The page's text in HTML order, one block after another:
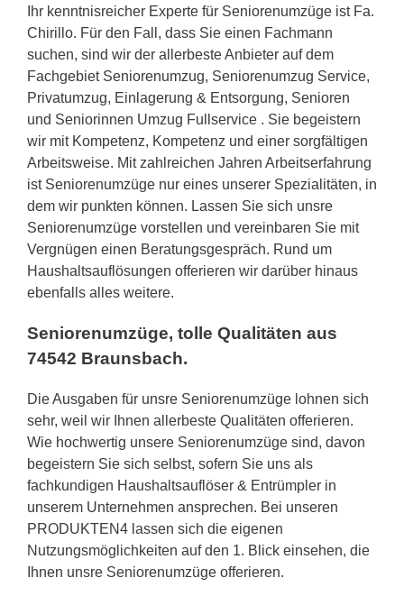
Ihr kenntnisreicher Experte für Seniorenumzüge ist Fa.
Chirillo. Für den Fall, dass Sie einen Fachmann
suchen, sind wir der allerbeste Anbieter auf dem
Fachgebiet Seniorenumzug, Seniorenumzug Service,
Privatumzug, Einlagerung & Entsorgung, Senioren
und Seniorinnen Umzug Fullservice . Sie begeistern
wir mit Kompetenz, Kompetenz und einer sorgfältigen
Arbeitsweise. Mit zahlreichen Jahren Arbeitserfahrung
ist Seniorenumzüge nur eines unserer Spezialitäten, in
dem wir punkten können. Lassen Sie sich unsre
Seniorenumzüge vorstellen und vereinbaren Sie mit
Vergnügen einen Beratungsgespräch. Rund um
Haushaltsauflösungen offerieren wir darüber hinaus
ebenfalls alles weitere.
Seniorenumzüge, tolle Qualitäten aus
74542 Braunsbach.
Die Ausgaben für unsre Seniorenumzüge lohnen sich
sehr, weil wir Ihnen allerbeste Qualitäten offerieren.
Wie hochwertig unsere Seniorenumzüge sind, davon
begeistern Sie sich selbst, sofern Sie uns als
fachkundigen Haushaltsauflöser & Entrümpler in
unserem Unternehmen ansprechen. Bei unseren
PRODUKTEN4 lassen sich die eigenen
Nutzungsmöglichkeiten auf den 1. Blick einsehen, die
Ihnen unsre Seniorenumzüge offerieren.